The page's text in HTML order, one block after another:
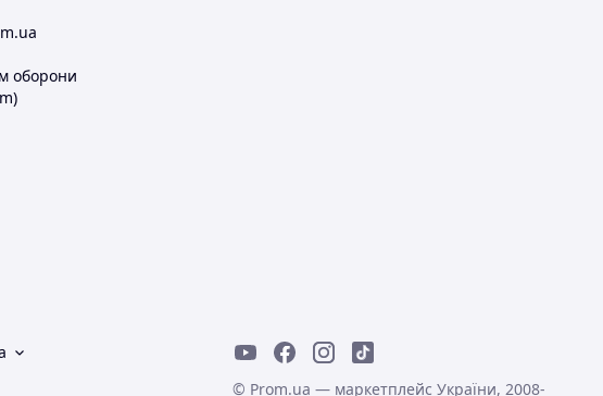
оборони
© Prom.ua — маркетплейс України, 2008-